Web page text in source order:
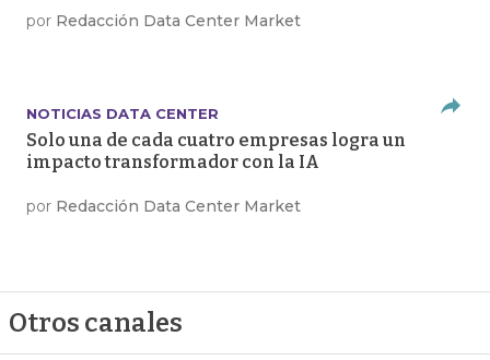
por Redacción Data Center Market
NOTICIAS DATA CENTER
Solo una de cada cuatro empresas logra un
impacto transformador con la IA
por Redacción Data Center Market
Otros canales